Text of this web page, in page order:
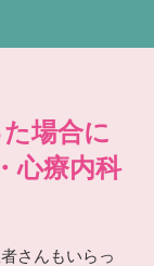
場合に
心療内科
さんもいらっ